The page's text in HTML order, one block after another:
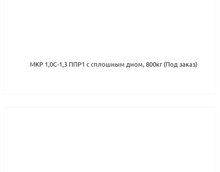
МКР 1,0С-1,3 ППР1 с сплошным дном, 800кг (Под заказ)